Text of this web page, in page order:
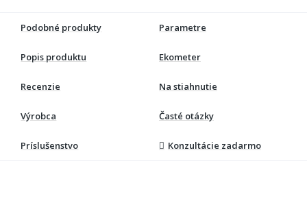
Podobné produkty Parametre
Popis produktu Ekometer
Recenzie Na stiahnutie
Výrobca Časté otázky
Príslušenstvo Konzultácie zadarmo